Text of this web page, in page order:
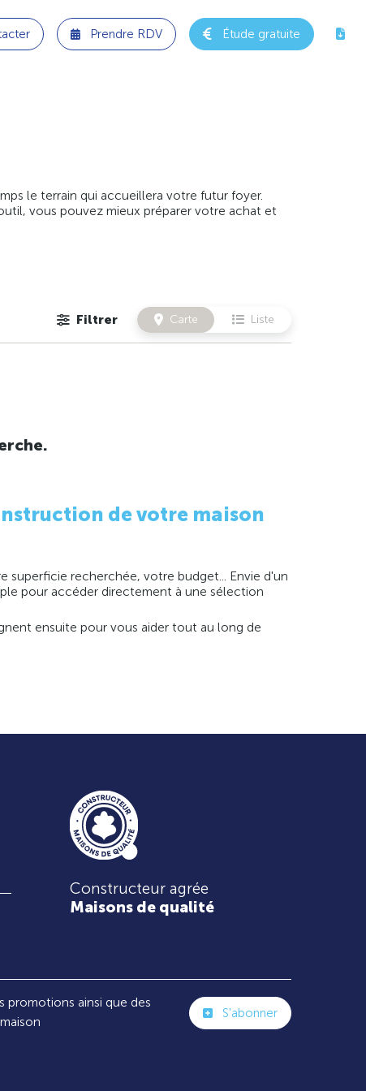
Prendre RDV Étude gratuite
le terrain qui accueillera votre futur foyer.
vous pouvez mieux préparer votre achat et
Filtrer Carte Liste
de votre maison
recherchée, votre budget... Envie d'un
pour accéder directement à une sélection
ensuite pour vous aider tout au long de
Constructeur agrée
Maisons de qualité
ainsi que des
S'abonner